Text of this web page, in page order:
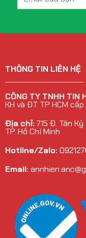
THÔNG TIN LIÊN HỆ
CÔNG TY TNHH TIN
KH và ĐT TP HCM
Địa chỉ: 715 Đ. Tân
TP. Hồ Chí Minh
Hotline/Zalo:
Email: